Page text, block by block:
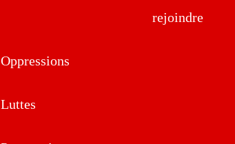
rejoindre
Oppressions
Luttes